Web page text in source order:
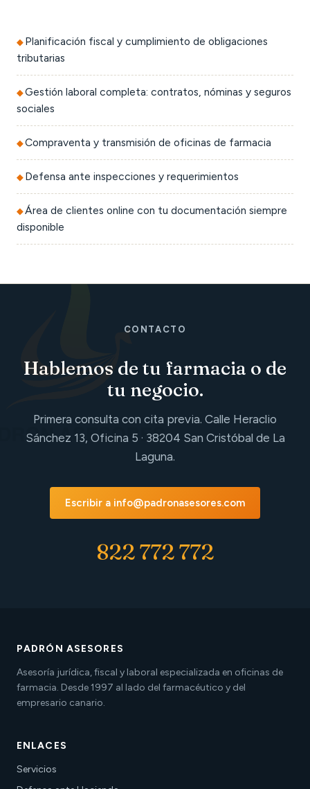
Planificación fiscal y cumplimiento de obligaciones
tributarias
Gestión laboral completa: contratos, nóminas y seguros
sociales
Compraventa y transmisión de oficinas de farmacia
Defensa ante inspecciones y requerimientos
Área de clientes online con tu documentación siempre
disponible
CONTACTO
Hablemos de tu farmacia o de
tu negocio.
Primera consulta con cita previa. Calle Heraclio
Sánchez 13, Oficina 5 · 38204 San Cristóbal de La
Laguna.
Escribir a info@padronasesores.com
822 772 772
PADRÓN ASESORES
Asesoría jurídica, fiscal y laboral especializada en oficinas de
farmacia. Desde 1997 al lado del farmacéutico y del
empresario canario.
ENLACES
Servicios